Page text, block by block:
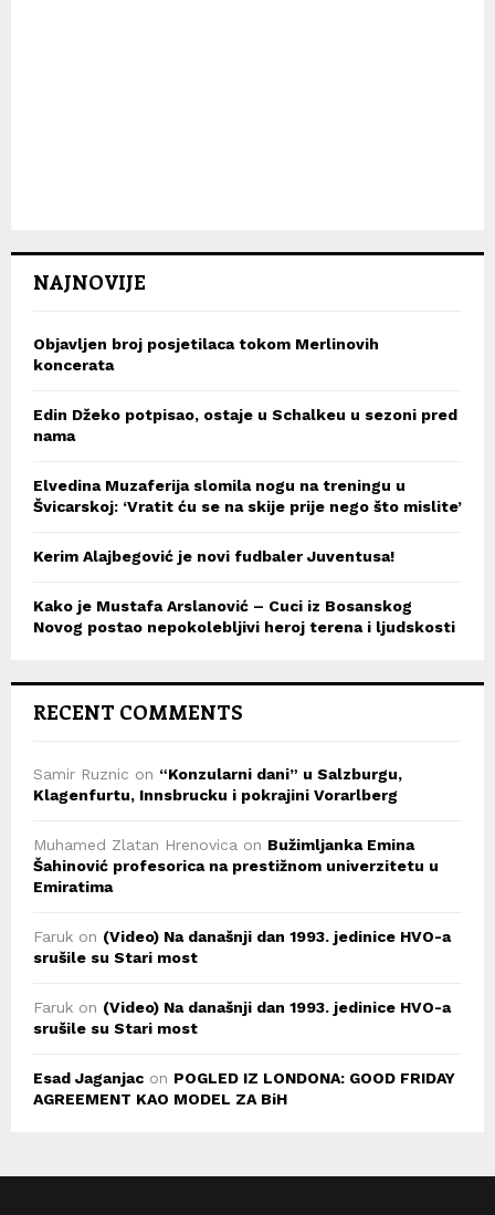
NAJNOVIJE
Objavljen broj posjetilaca tokom Merlinovih
koncerata
Edin Džeko potpisao, ostaje u Schalkeu u sezoni pred
nama
Elvedina Muzaferija slomila nogu na treningu u
Švicarskoj: ‘Vratit ću se na skije prije nego što mislite’
Kerim Alajbegović je novi fudbaler Juventusa!
Kako je Mustafa Arslanović – Cuci iz Bosanskog
Novog postao nepokolebljivi heroj terena i ljudskosti
RECENT COMMENTS
Samir Ruznic on “Konzularni dani” u Salzburgu,
Klagenfurtu, Innsbrucku i pokrajini Vorarlberg
Muhamed Zlatan Hrenovica on Bužimljanka Emina
Šahinović profesorica na prestižnom univerzitetu u
Emiratima
Faruk on (Video) Na današnji dan 1993. jedinice HVO-a
srušile su Stari most
Faruk on (Video) Na današnji dan 1993. jedinice HVO-a
srušile su Stari most
Esad Jaganjac on POGLED IZ LONDONA: GOOD FRIDAY
AGREEMENT KAO MODEL ZA BiH